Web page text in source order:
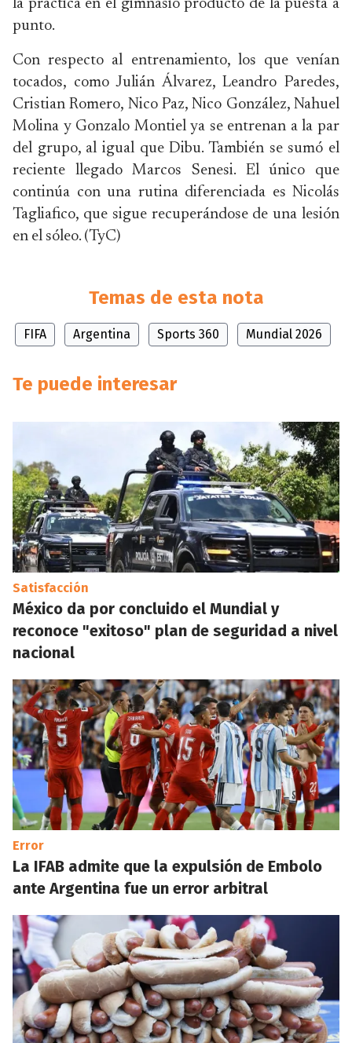
la práctica en el gimnasio producto de la puesta a
punto.
Con respecto al entrenamiento, los que venían
tocados, como Julián Álvarez, Leandro Paredes,
Cristian Romero, Nico Paz, Nico González, Nahuel
Molina y Gonzalo Montiel ya se entrenan a la par
del grupo, al igual que Dibu. También se sumó el
reciente llegado Marcos Senesi. El único que
continúa con una rutina diferenciada es Nicolás
Tagliafico, que sigue recuperándose de una lesión
en el sóleo. (TyC)
Temas de esta nota
FIFA Argentina Sports 360 Mundial 2026
Te puede interesar
Satisfacción
México da por concluido el Mundial y
reconoce "exitoso" plan de seguridad a nivel
nacional
Error
La IFAB admite que la expulsión de Embolo
ante Argentina fue un error arbitral